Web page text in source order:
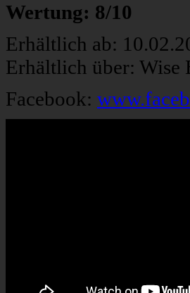
Wertung: 8/10
Erhältlich ab:
Erhältlich über: Wise
Facebook: